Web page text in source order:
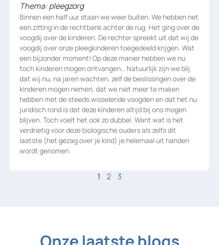
Thema: pleegzorg
Binnen een half uur staan we weer buiten. We hebben net
een zitting in de rechtbank achter de rug. Het ging over de
voogdij over de kinderen. De rechter spreekt uit dat wij de
voogdij over onze pleegkinderen toegedeeld krijgen. Wat
een bijzonder moment! Op deze manier hebben we nu
toch kinderen mogen ontvangen… Natuurlijk zijn we blij
dat wij nu, na jaren wachten, zelf de beslissingen over de
kinderen mogen nemen, dat we niet meer te maken
hebben met de steeds wisselende voogden en dat het nu
juridisch rond is dat deze kinderen altijd bij ons mogen
blijven. Toch voelt het ook zo dubbel. Want wat is het
verdrietig voor deze biologische ouders als zelfs dit
laatste (het gezag over je kind) je helemaal uit handen
wordt genomen.
1 2 3